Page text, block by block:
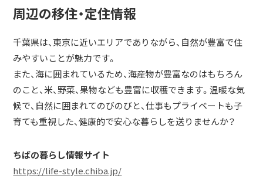
周辺の移住・定住情報
千葉県は、東京に近いエリアでありながら、自然が豊富で住
みやすいことが魅力です。
また、海に囲まれているため、海産物が豊富なのはもちろん
のこと、米、野菜、果物なども豊富に収穫できます。温暖な気
候で、自然に囲まれてのびのびと、仕事もプライベートも子
育ても重視した、健康的で安心な暮らしを送りませんか？
ちばの暮らし情報サイト
https://life-style.chiba.jp/